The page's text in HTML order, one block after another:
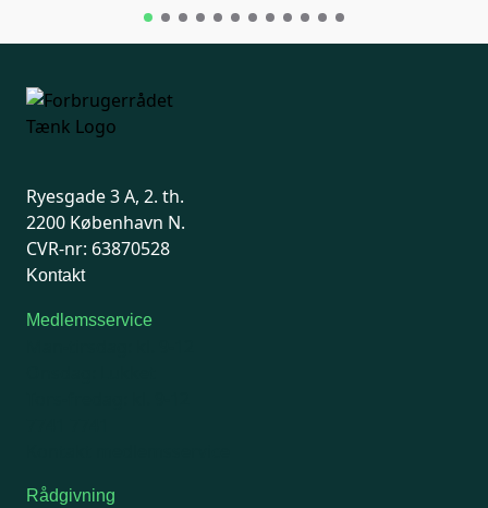
Ryesgade 3 A, 2. th.
2200 København N.
CVR-nr: 63870528
Kontakt
Medlemsservice
Rådgivning